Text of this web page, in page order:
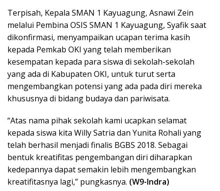
Terpisah, Kepala SMAN 1 Kayuagung, Asnawi Zein
melalui Pembina OSIS SMAN 1 Kayuagung, Syafik saat
dikonfirmasi, menyampaikan ucapan terima kasih
kepada Pemkab OKI yang telah memberikan
kesempatan kepada para siswa di sekolah-sekolah
yang ada di Kabupaten OKI, untuk turut serta
mengembangkan potensi yang ada pada diri mereka
khususnya di bidang budaya dan pariwisata.
“Atas nama pihak sekolah kami ucapkan selamat
kepada siswa kita Willy Satria dan Yunita Rohali yang
telah berhasil menjadi finalis BGBS 2018. Sebagai
bentuk kreatifitas pengembangan diri diharapkan
kedepannya dapat semakin lebih mengembangkan
kreatifitasnya lagi,” pungkasnya. (W9-Indra)